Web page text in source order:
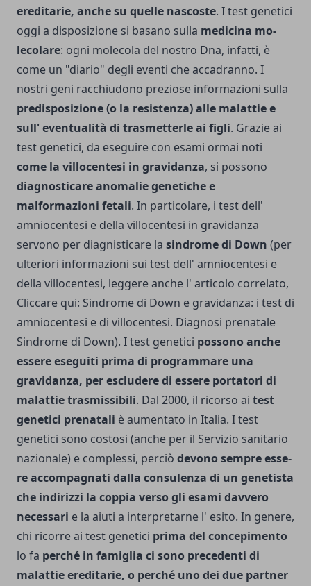
ereditarie, anche su quelle nascoste. I test genetici
oggi a disposizione si basano sulla medicina mo­
lecolare: ogni molecola del nostro Dna, infatti, è
come un "diario" degli eventi che accadranno. I
nostri geni racchiudono pre­ziose informazioni sulla
predisposizione (o la resistenza) alle malattie e
sull' eventuali­tà di trasmetterle ai figli. Grazie ai
test genetici, da eseguire con esami ormai noti
come la villocentesi in gravidanza, si possono
diagnosticare ano­malie genetiche e
malformazioni fetali. In particolare, i test dell'
amniocentesi e della villocentesi in gravidanza
servono per diagnisticare la sindrome di Down (per
ulteriori informazioni sui test dell' amniocentesi e
della villocentesi, leggere anche l' articolo correlato,
Cliccare qui: Sindrome di Down e gravidanza: i test di
amniocentesi e di villocentesi. Diagnosi prenatale
Sindrome di Down). I test genetici possono anche
essere eseguiti prima di programmare una
gravidanza, per escludere di essere portatori di
malattie trasmissibili. Dal 2000, il ricorso ai test
genetici prenatali è au­mentato in Italia. I test
genetici sono costosi (anche per il Servizio sanita­rio
nazionale) e complessi, perciò devono sempre esse­
re accompagnati dalla consulenza di un genetista
che indirizzi la coppia verso gli esami davvero
necessari e la aiuti a interpretarne l' esito. In genere,
chi ricorre ai test genetici prima del concepimento
lo fa perché in famiglia ci sono precedenti di
malattie ereditarie, o perché uno dei due partner